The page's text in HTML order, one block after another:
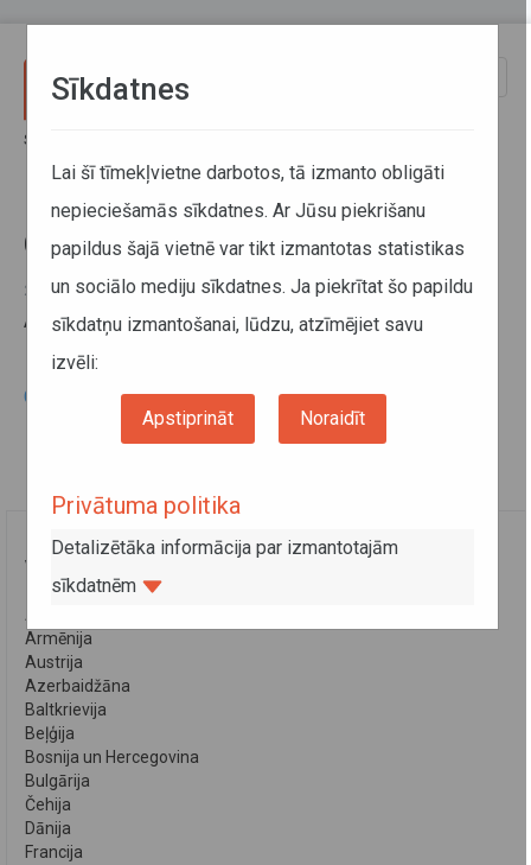
Sākums
Ceļu lietošanas maksa
29. janvāris 2015
Ar ceļu lietošanas maksu var iepazītiesšeit .
Ceļu lietošanas maksa ārvalstīs
VALSTIS
Albānija
Armēnija
Austrija
Azerbaidžāna
Baltkrievija
Beļģija
Bosnija un Hercegovina
Bulgārija
Čehija
Dānija
Francija
Sīkdatnes
Lai šī tīmekļvietne darbotos, tā izmanto obligāti
nepieciešamās sīkdatnes. Ar Jūsu piekrišanu
papildus šajā vietnē var tikt izmantotas statistikas
un sociālo mediju sīkdatnes. Ja piekrītat šo papildu
sīkdatņu izmantošanai, lūdzu, atzīmējiet savu
izvēli:
Apstiprināt Noraidīt
Privātuma politika
Detalizētāka informācija par izmantotajām
sīkdatnēm